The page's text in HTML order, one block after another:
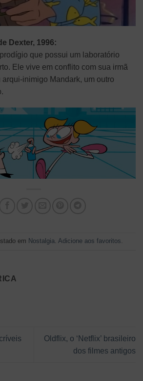
Dexter, 1996:
que possui um laboratório
Ele vive em conflito com sua irmã
arqui-inimigo Mandark, um outro
em Nostalgia Adicione aos favoritos
Oldflix, o ‘Netflix’ brasileiro
dos filmes antigos